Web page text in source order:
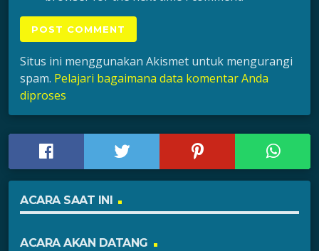
Situs ini menggunakan Akismet untuk mengurangi
spam. Pelajari bagaimana data komentar Anda
diproses
ACARA SAAT INI
ACARA AKAN DATANG